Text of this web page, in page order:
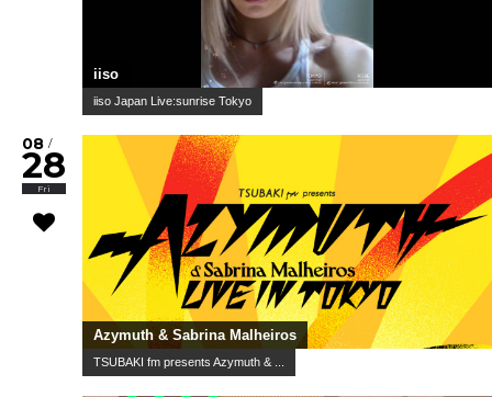
iiso
iiso Japan Live:sunrise Tokyo
08 /
28
Fri
Azymuth & Sabrina Malheiros
TSUBAKI fm presents Azymuth & ...